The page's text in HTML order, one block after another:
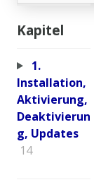
Kapitel
1.
Installation,
Aktivierung,
Deaktivierun
g, Updates
14